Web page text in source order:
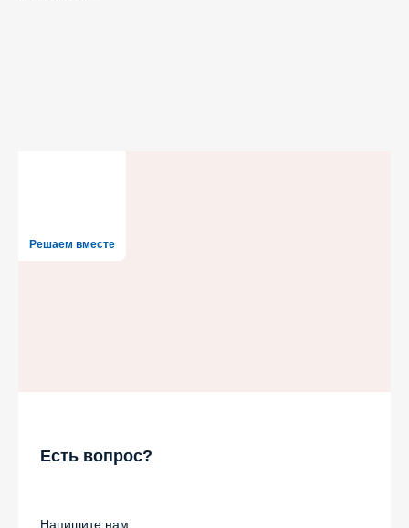
Решаем вместе
Есть вопрос?
Напишите нам